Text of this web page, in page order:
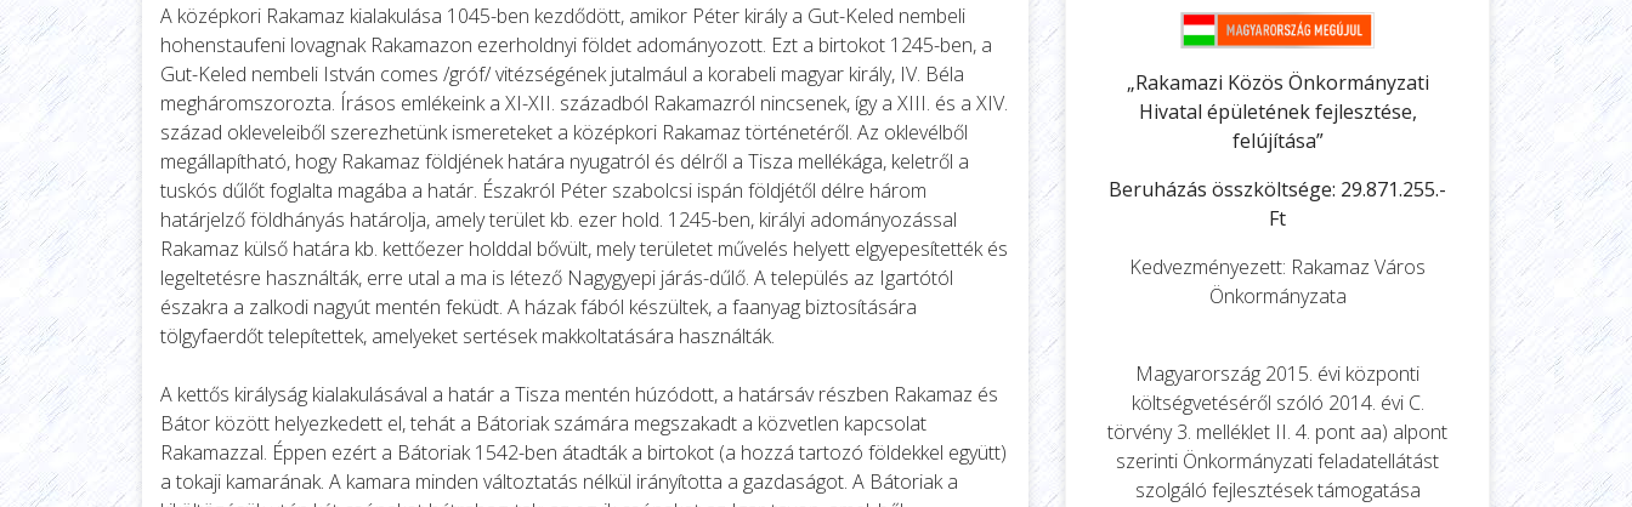
A középkori Rakamaz kialakulása 1045-ben kezdődött, amikor Péter király a Gut-Keled nembeli
hohenstaufeni lovagnak Rakamazon ezerholdnyi földet adományozott. Ezt a birtokot 1245-ben, a
Gut-Keled nembeli István comes /gróf/ vitézségének jutalmául a korabeli magyar király, IV. Béla
megháromszorozta. Írásos emlékeink a XI-XII. századból Rakamazról nincsenek, így a XIII. és a XIV.
század okleveleiből szerezhetünk ismereteket a középkori Rakamaz történetéről. Az oklevélből
megállapítható, hogy Rakamaz földjének határa nyugatról és délről a Tisza mellékága, keletről a
tuskós dűlőt foglalta magába a határ. Északról Péter szabolcsi ispán földjétől délre három
határjelző földhányás határolja, amely terület kb. ezer hold. 1245-ben, királyi adományozással
Rakamaz külső határa kb. kettőezer holddal bővült, mely területet művelés helyett elgyepesítették és
legeltetésre használták, erre utal a ma is létező Nagygyepi járás-dűlő. A település az Igartótól
északra a zalkodi nagyút mentén feküdt. A házak fából készültek, a faanyag biztosítására
tölgyfaerdőt telepítettek, amelyeket sertések makkoltatására használták.
A kettős királyság kialakulásával a határ a Tisza mentén húzódott, a határsáv részben Rakamaz és
Bátor között helyezkedett el, tehát a Bátoriak számára megszakadt a közvetlen kapcsolat
Rakamazzal. Éppen ezért a Bátoriak 1542-ben átadták a birtokot (a hozzá tartozó földekkel együtt)
a tokaji kamarának. A kamara minden változtatás nélkül irányította a gazdaságot. A Bátoriak a
„Rakamazi Közös Önkormányzati
Hivatal épületének fejlesztése,
felújítása”
Beruházás összköltsége: 29.871.255.-
Ft
Kedvezményezett: Rakamaz Város
Önkormányzata
Magyarország 2015. évi központi
költségvetéséről szóló 2014. évi C.
törvény 3. melléklet II. 4. pont aa) alpont
szerinti Önkormányzati feladatellátást
szolgáló fejlesztések támogatása